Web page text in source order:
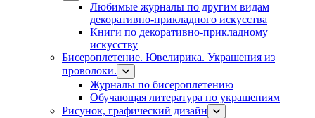
Любимые журналы по другим видам
декоративно-прикладного искусства
Книги по декоративно-прикладному
искусству
Бисероплетение. Ювелирика. Украшения из
проволоки.
Журналы по бисероплетению
Обучающая литература по украшениям
Рисунок, графический дизайн